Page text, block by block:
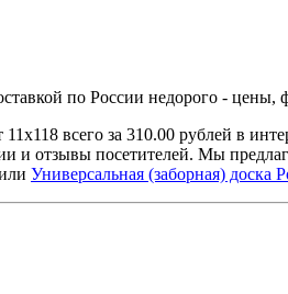
по России недорого - цены,
11х118 всего за 310.00 рублей
и отзывы посетителей. Мы
Универсальная (заборная) доска